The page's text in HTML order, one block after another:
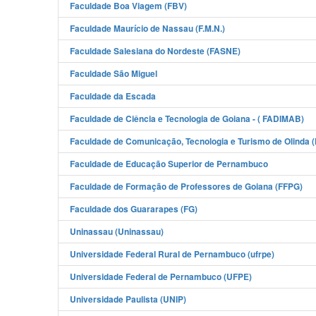
Faculdade Boa Viagem (FBV)
Faculdade Maurício de Nassau (F.M.N.)
Faculdade Salesiana do Nordeste (FASNE)
Faculdade São Miguel
Faculdade da Escada
Faculdade de Ciência e Tecnologia de Goiana - ( FADIMAB)
Faculdade de Comunicação, Tecnologia e Turismo de Olinda
Faculdade de Educação Superior de Pernambuco
Faculdade de Formação de Professores de Goiana (FFPG)
Faculdade dos Guararapes (FG)
Uninassau (Uninassau)
Universidade Federal Rural de Pernambuco (ufrpe)
Universidade Federal de Pernambuco (UFPE)
Universidade Paulista (UNIP)